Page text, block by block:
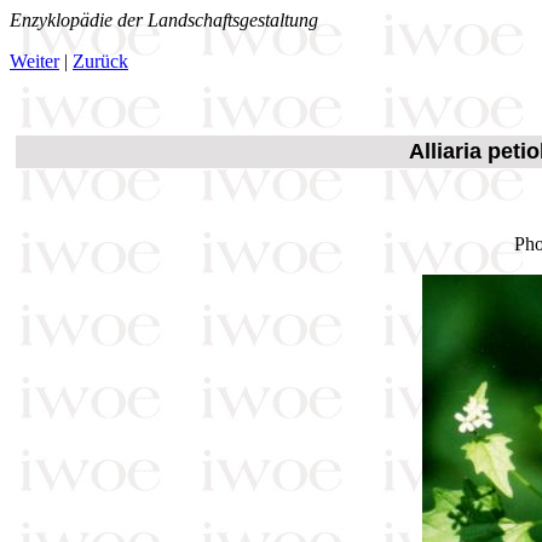
Enzyklopädie der Landschaftsgestaltung
Weiter| Zurück
Alliaria